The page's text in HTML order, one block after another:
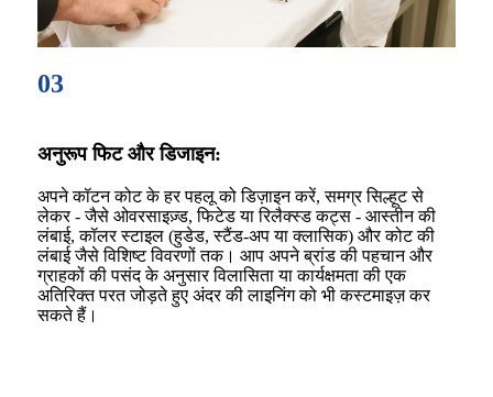
03
अनुरूप फिट और डिजाइन:
अपने कॉटन कोट के हर पहलू को डिज़ाइन करें, समग्र सिल्हूट से
लेकर - जैसे ओवरसाइज़्ड, फिटेड या रिलैक्स्ड कट्स - आस्तीन की
लंबाई, कॉलर स्टाइल (हुडेड, स्टैंड-अप या क्लासिक) और कोट की
लंबाई जैसे विशिष्ट विवरणों तक। आप अपने ब्रांड की पहचान और
ग्राहकों की पसंद के अनुसार विलासिता या कार्यक्षमता की एक
अतिरिक्त परत जोड़ते हुए अंदर की लाइनिंग को भी कस्टमाइज़ कर
सकते हैं।